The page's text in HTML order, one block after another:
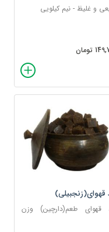
و غلیظ - نیم کیلویی
تومان
قهو‌ای(زنجبیلی)
قهو‌ای طعم(دارچین) وزن